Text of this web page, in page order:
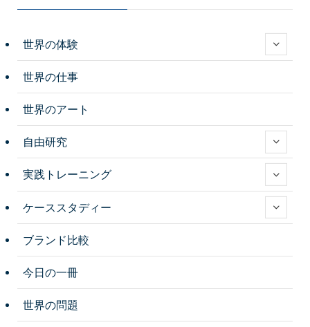
世界の体験
世界の仕事
世界のアート
自由研究
実践トレーニング
ケーススタディー
ブランド比較
今日の一冊
世界の問題